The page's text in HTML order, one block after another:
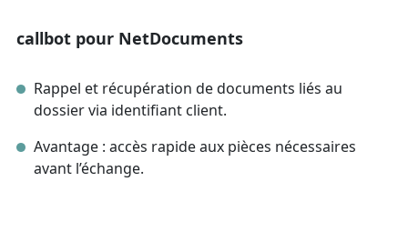
callbot pour NetDocuments
Rappel et récupération de documents liés au
dossier via identifiant client.
Avantage : accès rapide aux pièces nécessaires
avant l’échange.